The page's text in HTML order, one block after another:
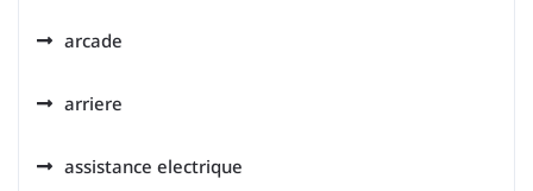
arcade
arriere
assistance electrique